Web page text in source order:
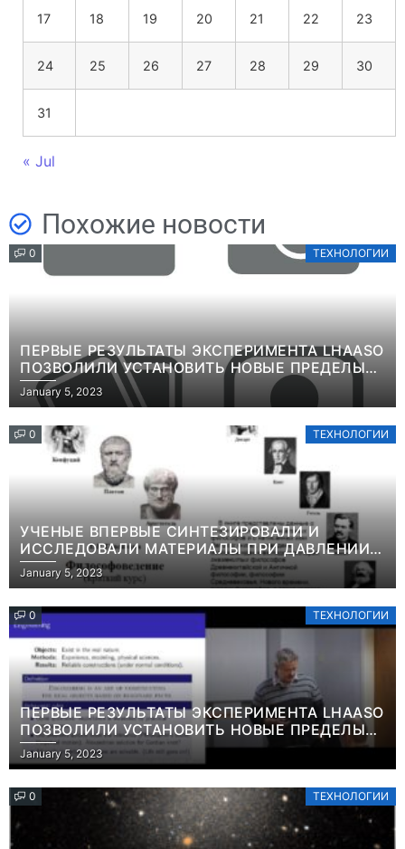
17 18 19 20 21 22 23
24 25 26 27 28 29 30
31
« Jul
Похожие новости
0 ТЕХНОЛОГИИ
ПЕРВЫЕ РЕЗУЛЬТАТЫ ЭКСПЕРИМЕНТА LHAASO
ПОЗВОЛИЛИ УСТАНОВИТЬ НОВЫЕ ПРЕДЕЛЫ
ВРЕМЕНИ ЖИЗНИ ТЯЖЕЛЫХ ЧАСТИЦ ТЕМНОЙ
МАТЕРИИИНФОРМАЦИЯ
January 5, 2023
0 ТЕХНОЛОГИИ
УЧЕНЫЕ ВПЕРВЫЕ СИНТЕЗИРОВАЛИ И
ИССЛЕДОВАЛИ МАТЕРИАЛЫ ПРИ ДАВЛЕНИИ
СВЫШЕ ТЕРАПАСКАЛЯИНФОРМАЦИЯ
January 5, 2023
0 ТЕХНОЛОГИИ
ПЕРВЫЕ РЕЗУЛЬТАТЫ ЭКСПЕРИМЕНТА LHAASO
ПОЗВОЛИЛИ УСТАНОВИТЬ НОВЫЕ ПРЕДЕЛЫ
ВРЕМЕНИ ЖИЗНИ ТЯЖЕЛЫХ ЧАСТИЦ ТЕМНОЙ
МАТЕРИИ ИНФОРМАЦИЯ
January 5, 2023
0 ТЕХНОЛОГИИ